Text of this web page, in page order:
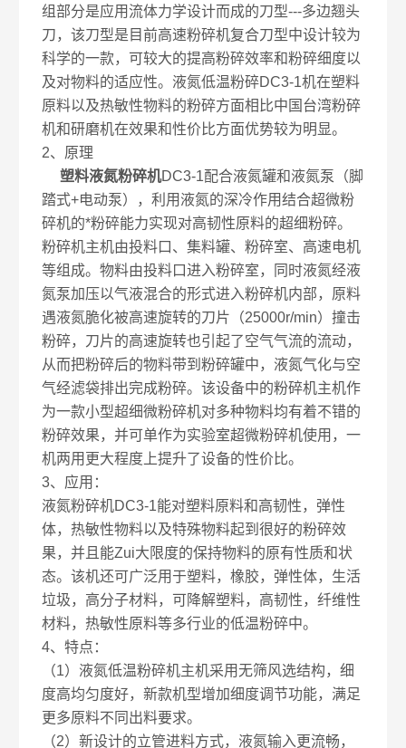
组部分是应用流体力学设计而成的刀型---多边翘头
刀，该刀型是目前高速粉碎机复合刀型中设计较为
科学的一款，可较大的提高粉碎效率和粉碎细度以
及对物料的适应性。液氮低温粉碎DC3-1机在塑料
原料以及热敏性物料的粉碎方面相比中国台湾粉碎
机和研磨机在效果和性价比方面优势较为明显。
2、原理
塑料液氮粉碎机DC3-1配合液氮罐和液氮泵（脚
踏式+电动泵），利用液氮的深冷作用结合超微粉
碎机的*粉碎能力实现对高韧性原料的超细粉碎。
粉碎机主机由投料口、集料罐、粉碎室、高速电机
等组成。物料由投料口进入粉碎室，同时液氮经液
氮泵加压以气液混合的形式进入粉碎机内部，原料
遇液氮脆化被高速旋转的刀片（25000r/min）撞击
粉碎，刀片的高速旋转也引起了空气气流的流动，
从而把粉碎后的物料带到粉碎罐中，液氮气化与空
气经滤袋排出完成粉碎。该设备中的粉碎机主机作
为一款小型超细微粉碎机对多种物料均有着不错的
粉碎效果，并可单作为实验室超微粉碎机使用，一
机两用更大程度上提升了设备的性价比。
3、应用：
液氮粉碎机DC3-1能对塑料原料和高韧性，弹性
体，热敏性物料以及特殊物料起到很好的粉碎效
果，并且能Zui大限度的保持物料的原有性质和状
态。该机还可广泛用于塑料，橡胶，弹性体，生活
垃圾，高分子材料，可降解塑料，高韧性，纤维性
材料，热敏性原料等多行业的低温粉碎中。
4、特点：
（1）液氮低温粉碎机主机采用无筛风选结构，细
度高均匀度好，新款机型增加细度调节功能，满足
更多原料不同出料要求。
（2）新设计的立管进料方式，液氮输入更流畅，